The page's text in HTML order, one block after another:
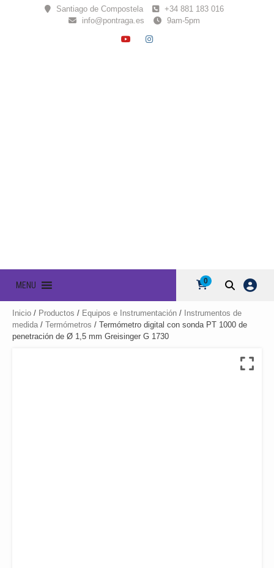
Santiago de Compostela
+34 881 183 016
info@pontraga.es
9am-5pm
YOUTUBE
INSTAGRAM
MENU 0
Inicio / Productos / Equipos e Instrumentación / Instrumentos de
medida / Termómetros / Termómetro digital con sonda PT 1000 de
penetración de Ø 1,5 mm Greisinger G 1730